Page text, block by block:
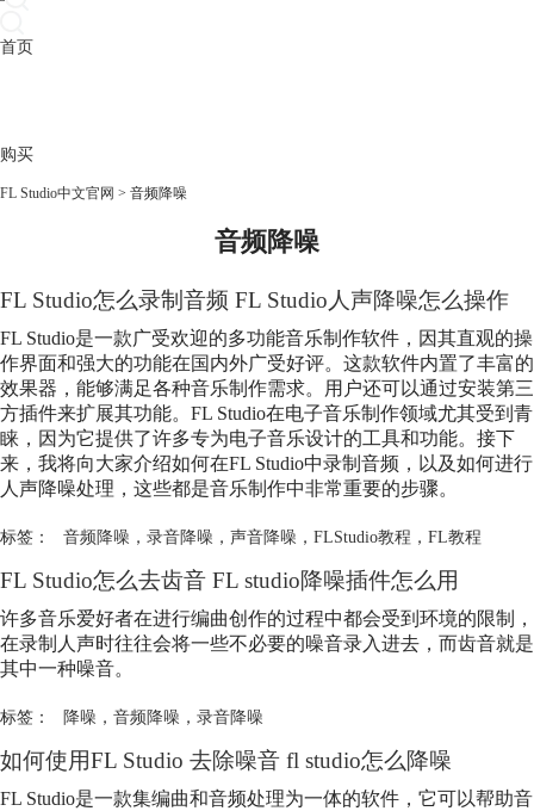
首页
购买
FL Studio中文官网 > 音频降噪
音频降噪
FL Studio怎么录制音频 FL Studio人声降噪怎么操作
FL Studio是一款广受欢迎的多功能音乐制作软件，因其直观的操
作界面和强大的功能在国内外广受好评。这款软件内置了丰富的
效果器，能够满足各种音乐制作需求。用户还可以通过安装第三
方插件来扩展其功能。FL Studio在电子音乐制作领域尤其受到青
睐，因为它提供了许多专为电子音乐设计的工具和功能。接下
来，我将向大家介绍如何在FL Studio中录制音频，以及如何进行
人声降噪处理，这些都是音乐制作中非常重要的步骤。
标签： 音频降噪 ， 录音降噪 ， 声音降噪 ， FLStudio教程 ， FL教程
FL Studio怎么去齿音 FL studio降噪插件怎么用
许多音乐爱好者在进行编曲创作的过程中都会受到环境的限制，
在录制人声时往往会将一些不必要的噪音录入进去，而齿音就是
其中一种噪音。
标签： 降噪 ， 音频降噪 ， 录音降噪
如何使用FL Studio 去除噪音 fl studio怎么降噪
FL Studio是一款集编曲和音频处理为一体的软件，它可以帮助音